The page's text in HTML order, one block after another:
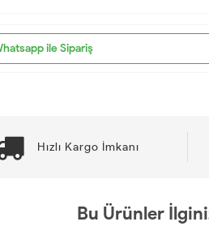
ile Sipariş
Hızlı Kargo İmkanı
Bu Ürünler